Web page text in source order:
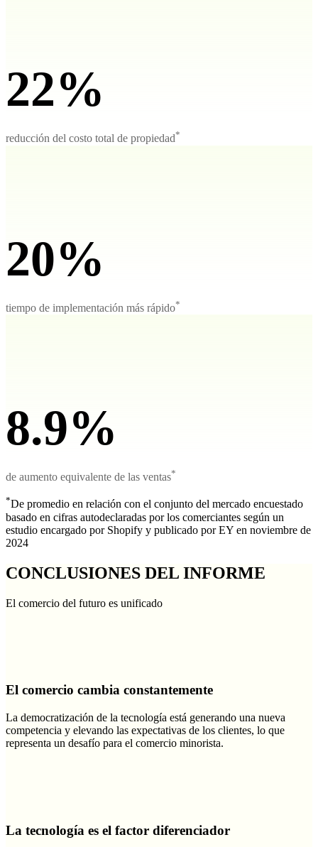
22%
reducción del costo total de propiedad*
20%
tiempo de implementación más rápido*
8.9%
de aumento equivalente de las ventas*
*De promedio en relación con el conjunto del mercado encuestado
basado en cifras autodeclaradas por los comerciantes según un
estudio encargado por Shopify y publicado por EY en noviembre de
2024
CONCLUSIONES DEL INFORME
El comercio del futuro es unificado
El comercio cambia constantemente
La democratización de la tecnología está generando una nueva
competencia y elevando las expectativas de los clientes, lo que
representa un desafío para el comercio minorista.
La tecnología es el factor diferenciador